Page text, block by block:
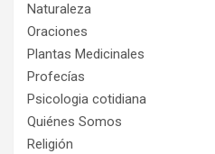
Naturaleza
Oraciones
Plantas Medicinales
Profecías
Psicologia cotidiana
Quiénes Somos
Religión